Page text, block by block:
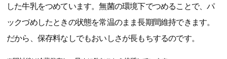
した牛乳をつめています。無菌の環境下でつめることで、パ
ックづめしたときの状態を常温のまま長期間維持できます。
だから、保存料なしでもおいしさが長もちするのです。